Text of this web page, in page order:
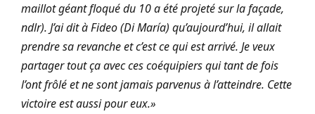
maillot géant floqué du 10 a été projeté sur la façade,
ndlr). J’ai dit à Fideo (Di María) qu’aujourd’hui, il allait
prendre sa revanche et c’est ce qui est arrivé. Je veux
partager tout ça avec ces coéquipiers qui tant de fois
l’ont frôlé et ne sont jamais parvenus à l’atteindre. Cette
victoire est aussi pour eux.»